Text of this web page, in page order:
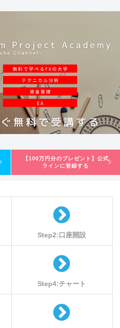
【100万円分のプレゼント】公式
ラインに登録する
Step2:口座開設
Step4:チャート